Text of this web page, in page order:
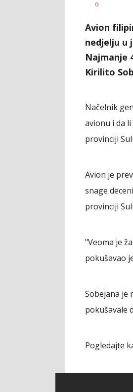
AUTOR
0
Avion
nedjelju u
Najmanje
Kirilito
Načelnik
avionu i da
provinciji
Avion je
snage
provinciji
"Veoma je
pokušavao
Sobejana je
pokušavale
Pogledajte